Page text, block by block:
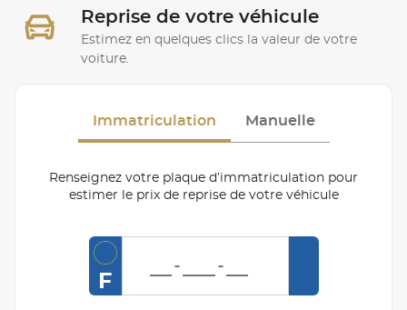
Reprise de votre véhicule
Estimez en quelques clics la valeur de votre
voiture.
Immatriculation Manuelle
Renseignez votre plaque d’immatriculation pour
estimer le prix de reprise de votre véhicule
F